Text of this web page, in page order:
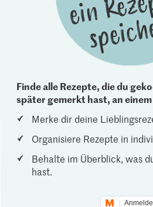
Finde alle Rezepte, die du
später gemerkt hast, an
Merke dir deine
Organisiere Rezepte in
Behalte im Überblick, was
hast.